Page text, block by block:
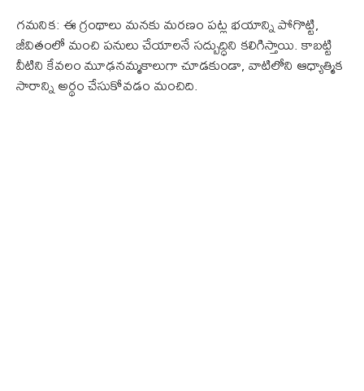
గమనిక: ఈ గ్రంథాలు మనకు మరణం పట్ల భయాన్ని పోగొట్టి,
జీవితంలో మంచి పనులు చేయాలనే సద్బుద్ధిని కలిగిస్తాయి. కాబట్టి
వీటిని కేవలం మూఢనమ్మకాలుగా చూడకుండా, వాటిలోని ఆధ్యాత్మిక
సారాన్ని అర్థం చేసుకోవడం మంచిది.